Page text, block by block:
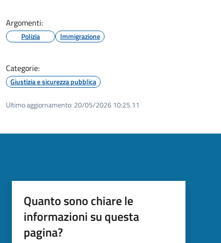
Argomenti:
Polizia Immigrazione
Categorie:
Giustizia e sicurezza pubblica
Ultimo aggiornamento: 20/05/2026 10:25.11
Quanto sono chiare le
informazioni su questa
pagina?